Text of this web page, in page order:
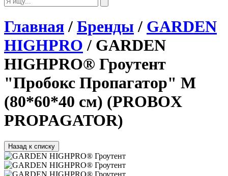
Главная/ Бренды/ GARDEN
HIGHPRO / GARDEN
HIGHPRO® Гроутент
"Пробокс Пропагатор" M
(80*60*40 см) (PROBOX
PROPAGATOR)
Назад к списку